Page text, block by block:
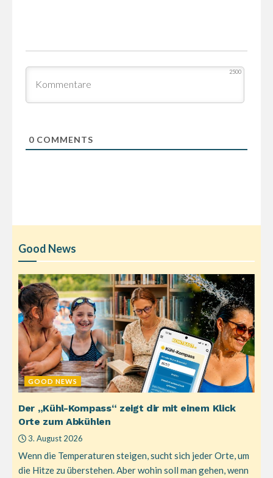
2500
0COMMENTS
Good News
GOOD NEWS
Der „Kühl-Kompass“ zeigt dir mit einem Klick
Orte zum Abkühlen
3. August 2026
Wenn die Temperaturen steigen, sucht sich jeder Orte, um
die Hitze zu überstehen. Aber wohin soll man gehen, wenn